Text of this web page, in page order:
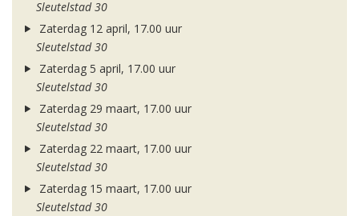
Sleutelstad 30
Zaterdag 12 april, 17.00 uur
Sleutelstad 30
Zaterdag 5 april, 17.00 uur
Sleutelstad 30
Zaterdag 29 maart, 17.00 uur
Sleutelstad 30
Zaterdag 22 maart, 17.00 uur
Sleutelstad 30
Zaterdag 15 maart, 17.00 uur
Sleutelstad 30